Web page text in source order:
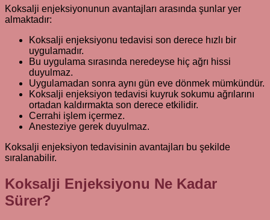
Koksalji enjeksiyonunun avantajları arasında şunlar yer
almaktadır:
Koksalji enjeksiyonu tedavisi son derece hızlı bir
uygulamadır.
Bu uygulama sırasında neredeyse hiç ağrı hissi
duyulmaz.
Uygulamadan sonra aynı gün eve dönmek mümkündür.
Koksalji enjeksiyon tedavisi kuyruk sokumu ağrılarını
ortadan kaldırmakta son derece etkilidir.
Cerrahi işlem içermez.
Anesteziye gerek duyulmaz.
Koksalji enjeksiyon tedavisinin avantajları bu şekilde
sıralanabilir.
Koksalji Enjeksiyonu Ne Kadar
Sürer?